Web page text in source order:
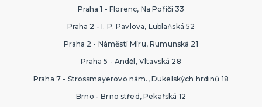
Praha 1 - Florenc, Na Poříčí 33
Praha 2 - I. P. Pavlova, Lublaňská 52
Praha 2 - Náměstí Míru, Rumunská 21
Praha 5 - Anděl, Vltavská 28
Praha 7 - Strossmayerovo nám., Dukelských hrdinů 18
Brno - Brno střed, Pekařská 12